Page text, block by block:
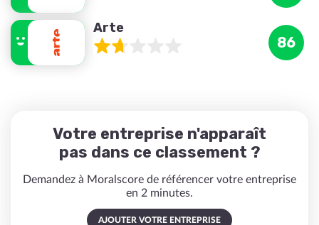
Arte
86
Votre entreprise n'apparaît
pas dans ce classement ?
Demandez à Moralscore de référencer votre entreprise
en 2 minutes.
AJOUTER VOTRE ENTREPRISE